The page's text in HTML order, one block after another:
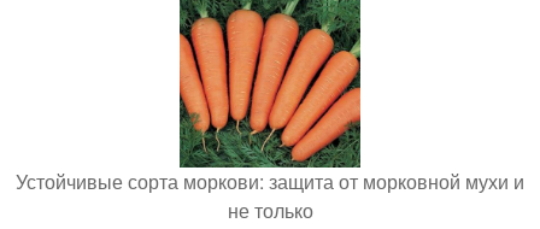
Устойчивые сорта моркови: защита от морковной мухи и
не только